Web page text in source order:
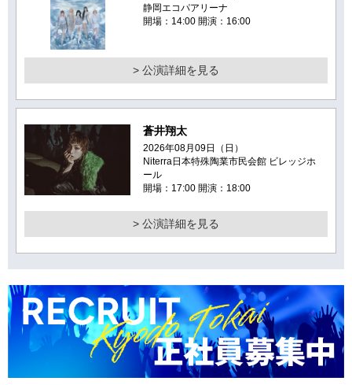
静岡エコパアリーナ
開場：14:00 開演：16:00
> 公演詳細を見る
蒼井翔太
2026年08月09日（日）
Niterra日本特殊陶業市民会館 ビレッジホ
ール
開場：17:00 開演：18:00
> 公演詳細を見る